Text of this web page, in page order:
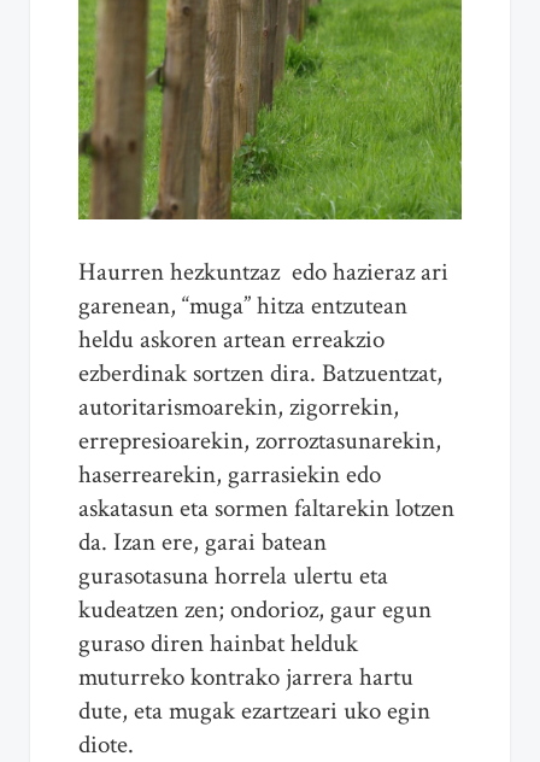
Haurren hezkuntzaz edo hazieraz ari
garenean, “muga” hitza entzutean
heldu askoren artean erreakzio
ezberdinak sortzen dira. Batzuentzat,
autoritarismoarekin, zigorrekin,
errepresioarekin, zorroztasunarekin,
haserrearekin, garrasiekin edo
askatasun eta sormen faltarekin lotzen
da. Izan ere, garai batean
gurasotasuna horrela ulertu eta
kudeatzen zen; ondorioz, gaur egun
guraso diren hainbat helduk
muturreko kontrako jarrera hartu
dute, eta mugak ezartzeari uko egin
diote.